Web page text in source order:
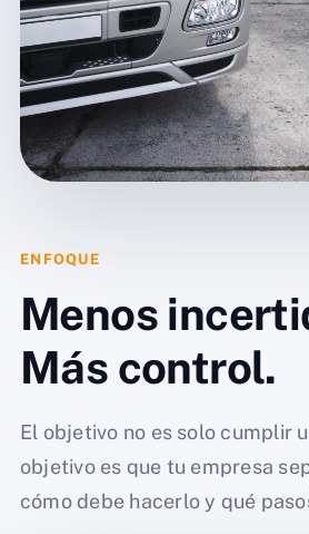
ENFOQUE
Menos
Más control.
El objetivo no es solo cumplir
objetivo es que tu empresa
cómo debe hacerlo y qué